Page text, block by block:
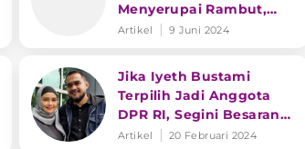
Menyerupai Rambut,
Netizen: Lebih Cantik
Artikel 9 Juni 2024
Jika Iyeth Bustami
Terpilih Jadi Anggota
DPR RI, Segini Besaran
Gaji dan Tunjangannya
Artikel 20 Februari 2024